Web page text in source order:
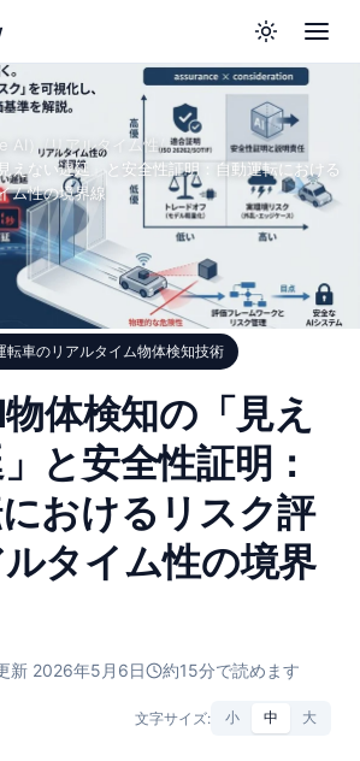
AI）/リアルタイム性/
えない遅延」と安全性証明：自動運転における
ム性の境界線
転車のリアルタイム物体検知技術
体検知の「見え
と安全性証明：
おけるリスク評
タイム性の境界
新 2026年5月6日 約15分で読めます
文字サイズ: 小 中 大